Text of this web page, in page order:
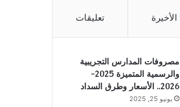
الأخيرة تعليقات
مصروفات المدارس التجريبية
والرسمية المتميزة 2025-
2026.. الأسعار وطرق السداد
يونيو 25, 2025